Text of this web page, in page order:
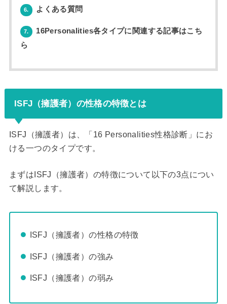
6. よくある質問
7.
16Personalities各タイプに関連する記事はこち
ら
ISFJ（擁護者）の性格の特徴とは
ISFJ（擁護者）は、「16 Personalities性格診断」にお
ける一つのタイプです。
まずはISFJ（擁護者）の特徴について以下の3点につい
て解説します。
ISFJ（擁護者）の性格の特徴
ISFJ（擁護者）の強み
ISFJ（擁護者）の弱み